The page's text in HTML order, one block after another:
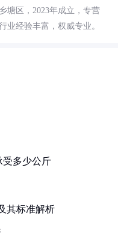
塘区，2023年成立，专营
业经验丰富，权威专业。
受多少公斤
其标准解析